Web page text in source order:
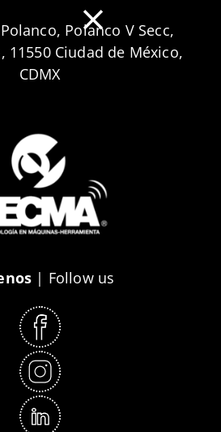
Polanco V Secc,
11550 Ciudad de México,
CDMX
| Follow us